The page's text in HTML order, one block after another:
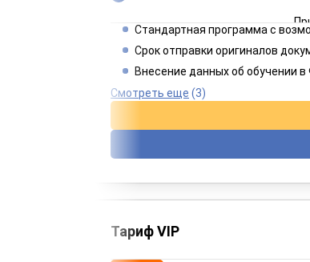
3
Стандартная программа с
Срок отправки оригиналов
Внесение данных об обучении
Смотреть еще (3)
Тариф VIP